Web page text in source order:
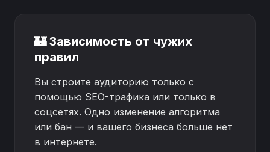
🏰 Зависимость от чужих
правил
Вы строите аудиторию только с
помощью SEO-трафика или только в
соцсетях. Одно изменение алгоритма
или бан — и вашего бизнеса больше нет
в интернете.